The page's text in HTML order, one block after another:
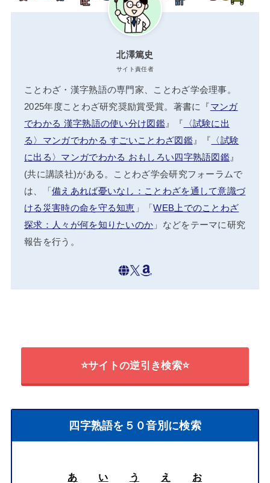
北澤篤史
サイト責任者
ことわざ・漢字熟語の専門家、ことわざ学会理事。
2025年度ことわざ研究奨励賞受賞。著書に『マンガ
でわかる 漢字熟語の使い分け図鑑』『 〈試験に出
る〉マンガでわかる すごいことわざ図鑑』『 〈試験
に出る〉マンガでわかる おもしろい四字熟語図鑑』
(共に講談社)がある。ことわざ学会研究フォーラムで
は、「備えあれば憂いなし：ことわざを通して意識づ
ける災害時の命を守る知恵 」「WEB上でのことわざ
探求：人々が何を知りたいのか 」などをテーマに研究
報告を行う。
⭐サイトの逆引き検索⭐
四字熟語を５０音別に検索
あ い う え
お